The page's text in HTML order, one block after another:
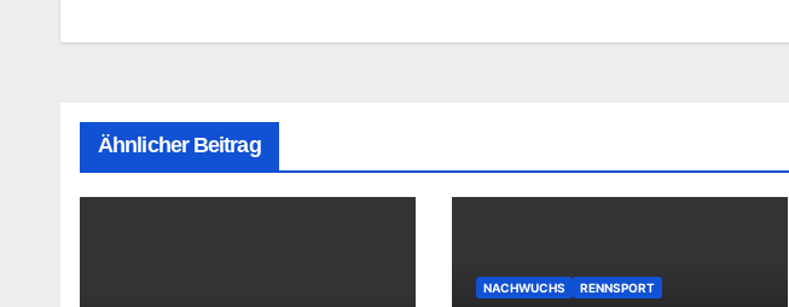
Ähnlicher Beitrag
NACHWUCHS RENNSPORT